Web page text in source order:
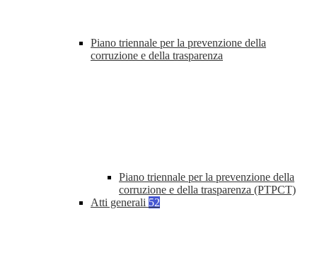
Piano triennale per la prevenzione della
corruzione e della trasparenza
Piano triennale per la prevenzione della
corruzione e della trasparenza (PTPCT)
Atti generali 52